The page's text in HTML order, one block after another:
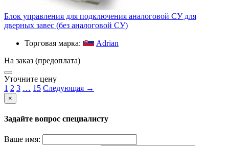
Блок управления для подключения аналоговой СУ для
дверных завес (без аналоговой СУ)
Торговая марка:
Adrian
На заказ (предоплата)
Уточните цену
1 2 3 … 15 Следующая →
×
Задайте вопрос специалисту
Ваше имя: